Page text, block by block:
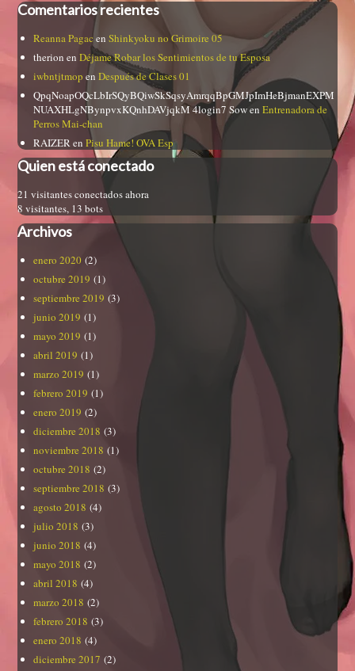
Comentarios recientes
Reanna PagacenShinkyoku no Grimoire 05
therion enDéjame Robar los Sentimientos de tu Esposa
iwbntjtmop enDespués de Clases 01
QpqNoapOQcLbIrSQyBQiwSkSqsyAmrqqBpGMJpImHeBjmanEXPM
NUAXHLgNBynpvxKQnhDAVjqkM 4login7 SowenEntrenadora de
Perros Mai-chan
RAIZERenPisu Hame! OVA Esp
Quien está conectado
21 visitantes conectados ahora
8 visitantes, 13 bots
Archivos
enero 2020 (2)
octubre 2019 (1)
septiembre 2019 (3)
junio 2019 (1)
mayo 2019 (1)
abril 2019 (1)
marzo 2019 (1)
febrero 2019 (1)
enero 2019 (2)
diciembre 2018 (3)
noviembre 2018 (1)
octubre 2018 (2)
septiembre 2018 (3)
agosto 2018 (4)
julio 2018 (3)
junio 2018 (4)
mayo 2018 (2)
abril 2018 (4)
marzo 2018 (2)
febrero 2018 (3)
enero 2018 (4)
diciembre 2017 (2)